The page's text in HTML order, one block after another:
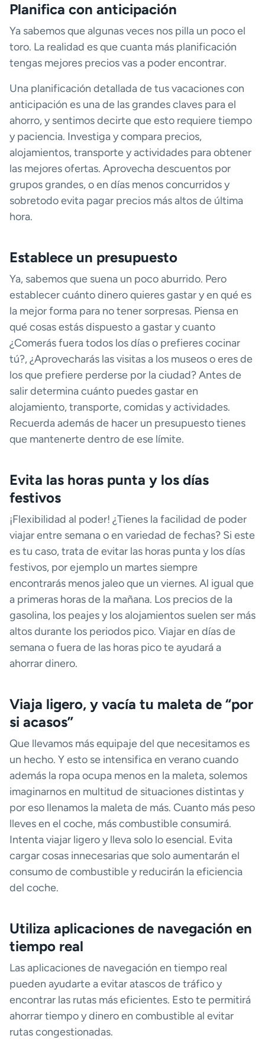
Planifica con anticipación
Ya sabemos que algunas veces nos pilla un poco el
toro. La realidad es que cuanta más planificación
tengas mejores precios vas a poder encontrar.
Una planificación detallada de tus vacaciones con
anticipación es una de las grandes claves para el
ahorro, y sentimos decirte que esto requiere tiempo
y paciencia. Investiga y compara precios,
alojamientos, transporte y actividades para obtener
las mejores ofertas. Aprovecha descuentos por
grupos grandes, o en días menos concurridos y
sobretodo evita pagar precios más altos de última
hora.
Establece un presupuesto
Ya, sabemos que suena un poco aburrido. Pero
establecer cuánto dinero quieres gastar y en qué es
la mejor forma para no tener sorpresas. Piensa en
qué cosas estás dispuesto a gastar y cuanto
¿Comerás fuera todos los días o prefieres cocinar
tú?, ¿Aprovecharás las visitas a los museos o eres de
los que prefiere perderse por la ciudad? Antes de
salir determina cuánto puedes gastar en
alojamiento, transporte, comidas y actividades.
Recuerda además de hacer un presupuesto tienes
que mantenerte dentro de ese límite.
Evita las horas punta y los días
festivos
¡Flexibilidad al poder! ¿Tienes la facilidad de poder
viajar entre semana o en variedad de fechas? Si este
es tu caso, trata de evitar las horas punta y los días
festivos, por ejemplo un martes siempre
encontrarás menos jaleo que un viernes. Al igual que
a primeras horas de la mañana. Los precios de la
gasolina, los peajes y los alojamientos suelen ser más
altos durante los periodos pico. Viajar en días de
semana o fuera de las horas pico te ayudará a
ahorrar dinero.
Viaja ligero, y vacía tu maleta de “por
si acasos”
Que llevamos más equipaje del que necesitamos es
un hecho. Y esto se intensifica en verano cuando
además la ropa ocupa menos en la maleta, solemos
imaginarnos en multitud de situaciones distintas y
por eso llenamos la maleta de más. Cuanto más peso
lleves en el coche, más combustible consumirá.
Intenta viajar ligero y lleva solo lo esencial. Evita
cargar cosas innecesarias que solo aumentarán el
consumo de combustible y reducirán la eficiencia
del coche.
Utiliza aplicaciones de navegación en
tiempo real
Las aplicaciones de navegación en tiempo real
pueden ayudarte a evitar atascos de tráfico y
encontrar las rutas más eficientes. Esto te permitirá
ahorrar tiempo y dinero en combustible al evitar
rutas congestionadas.